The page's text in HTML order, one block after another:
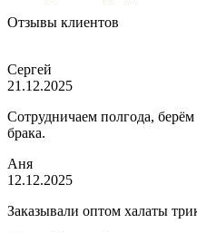
Отзывы клиентов
Сергей
21.12.2025
Сотрудничаем полгода,
брака.
Аня
12.12.2025
Заказывали оптом халаты